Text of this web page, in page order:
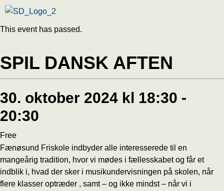
This event has passed.
SPIL DANSK AFTEN
30. oktober 2024 kl 18:30 -
20:30
Free
Fænøsund Friskole indbyder alle interesserede til en
mangeårig tradition, hvor vi mødes i fællesskabet og får et
indblik i, hvad der sker i musikundervisningen på skolen, når
flere klasser optræder , samt – og ikke mindst – når vi i